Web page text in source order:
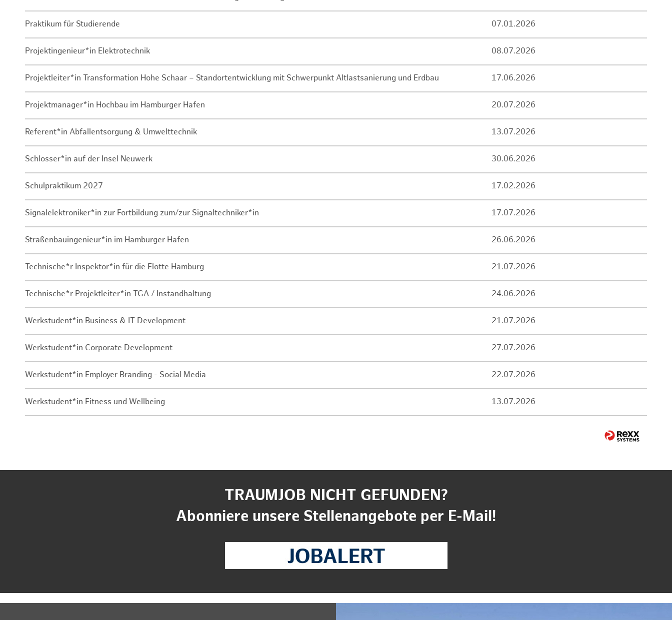
Praktikum für Studierende 07.01.2026
Projektingenieur*in Elektrotechnik 08.07.2026
Projektleiter*in Transformation Hohe Schaar – Standortentwicklung mit Schwerpunkt Altlastsanierung und Erdbau 17.06.2026
Projektmanager*in Hochbau im Hamburger Hafen 20.07.2026
Referent*in Abfallentsorgung & Umwelttechnik 13.07.2026
Schlosser*in auf der Insel Neuwerk 30.06.2026
Schulpraktikum 2027 17.02.2026
Signalelektroniker*in zur Fortbildung zum/zur Signaltechniker*in 17.07.2026
Straßenbauingenieur*in im Hamburger Hafen 26.06.2026
Technische*r Inspektor*in für die Flotte Hamburg 21.07.2026
Technische*r Projektleiter*in TGA / Instandhaltung 24.06.2026
Werkstudent*in Business & IT Development 21.07.2026
Werkstudent*in Corporate Development 27.07.2026
Werkstudent*in Employer Branding - Social Media 22.07.2026
Werkstudent*in Fitness und Wellbeing 13.07.2026
TRAUMJOB NICHT GEFUNDEN?
Abonniere unsere Stellenangebote per E-Mail!